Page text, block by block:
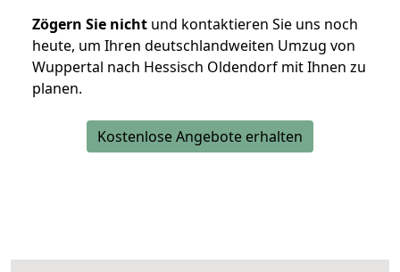
Zögern Sie nicht und kontaktieren Sie uns noch
heute, um Ihren deutschlandweiten Umzug von
Wuppertal nach Hessisch Oldendorf mit Ihnen zu
planen.
Kostenlose Angebote erhalten